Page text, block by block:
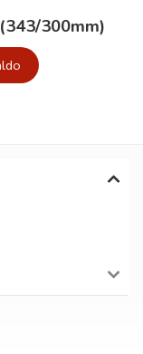
300mm)